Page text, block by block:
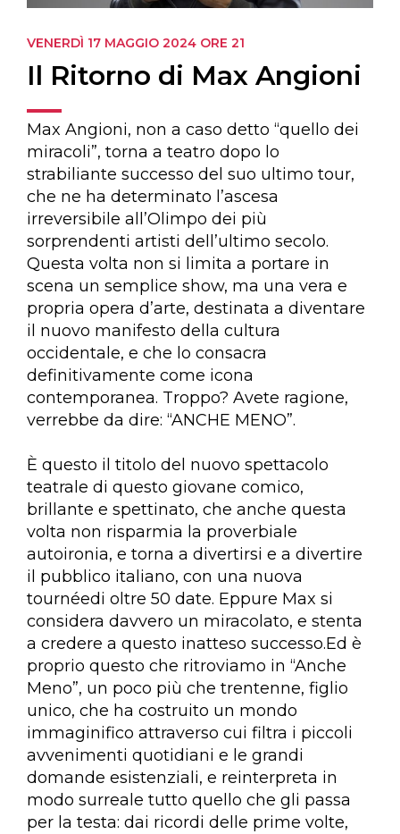
VENERDÌ 17 MAGGIO 2024 ORE 21
Il Ritorno di Max Angioni
Max Angioni, non a caso detto “quello dei
miracoli”, torna a teatro dopo lo
strabiliante successo del suo ultimo tour,
che ne ha determinato l’ascesa
irreversibile all’Olimpo dei più
sorprendenti artisti dell’ultimo secolo.
Questa volta non si limita a portare in
scena un semplice show, ma una vera e
propria opera d’arte, destinata a diventare
il nuovo manifesto della cultura
occidentale, e che lo consacra
definitivamente come icona
contemporanea. Troppo? Avete ragione,
verrebbe da dire: “ANCHE MENO”.
È questo il titolo del nuovo spettacolo
teatrale di questo giovane comico,
brillante e spettinato, che anche questa
volta non risparmia la proverbiale
autoironia, e torna a divertirsi e a divertire
il pubblico italiano, con una nuova
tournéedi oltre 50 date. Eppure Max si
considera davvero un miracolato, e stenta
a credere a questo inatteso successo.Ed è
proprio questo che ritroviamo in “Anche
Meno”, un poco più che trentenne, figlio
unico, che ha costruito un mondo
immaginifico attraverso cui filtra i piccoli
avvenimenti quotidiani e le grandi
domande esistenziali, e reinterpreta in
modo surreale tutto quello che gli passa
per la testa: dai ricordi delle prime volte,